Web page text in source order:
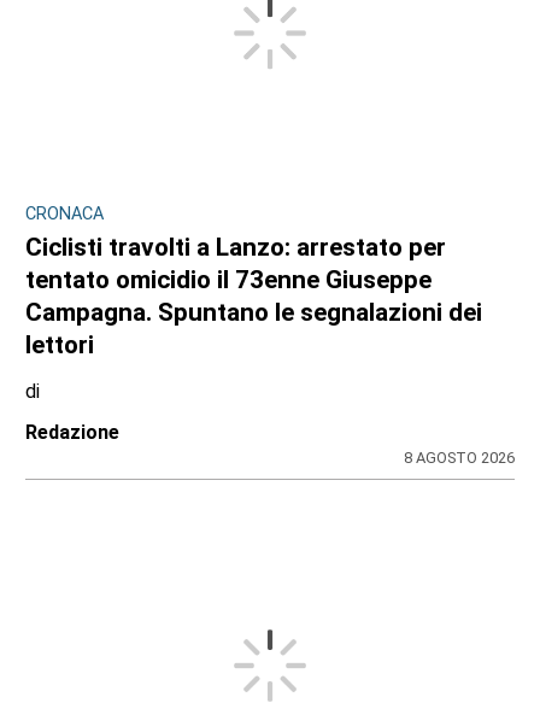
CRONACA
Ciclisti travolti a Lanzo: arrestato per
tentato omicidio il 73enne Giuseppe
Campagna. Spuntano le segnalazioni dei
lettori
di
Redazione
8 AGOSTO 2026